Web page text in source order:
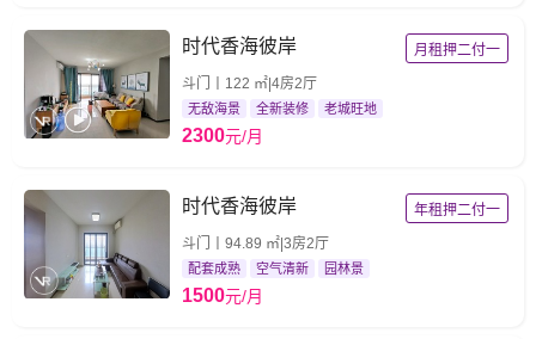
时代香海彼岸
月租押二付一
斗门丨122 ㎡|4房2厅
无敌海景 全新装修 老城旺地
2300元/月
时代香海彼岸
年租押二付一
斗门丨94.89 ㎡|3房2厅
配套成熟 空气清新 园林景
1500元/月